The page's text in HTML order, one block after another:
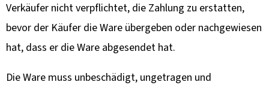
Verkäufer nicht verpflichtet, die Zahlung zu erstatten,
bevor der Käufer die Ware übergeben oder nachgewiesen
hat, dass er die Ware abgesendet hat.
Die Ware muss unbeschädigt, ungetragen und